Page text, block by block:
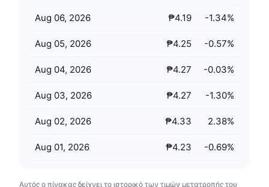
Ημερολόγια
Ημερολόγιο ICO
Aug 06, 2026 ₱4.19 -1.34%
Aug 05, 2026 ₱4.25 -0.57%
Aug 04, 2026 ₱4.27 -0.03%
Aug 03, 2026 ₱4.27 -1.30%
Aug 02, 2026 ₱4.33 2.38%
Aug 01, 2026 ₱4.23 -0.69%
Αυτός ο πίνακας δείχνει το ιστορικό των τιμών μετατροπής του